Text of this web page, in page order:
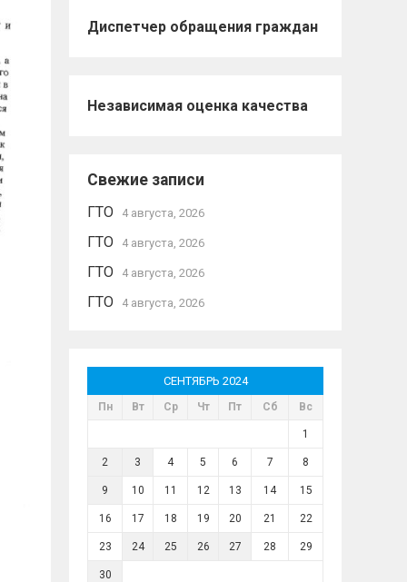
Диспетчер обращения граждан
Независимая оценка качества
Свежие записи
ГТО 4 августа, 2026
ГТО 4 августа, 2026
ГТО 4 августа, 2026
ГТО 4 августа, 2026
СЕНТЯБРЬ 2024
Пн Вт Ср Чт Пт Сб Вс
1
2 3 4 5 6 7 8
9 10 11 12 13 14 15
16 17 18 19 20 21 22
23 24 25 26 27 28 29
30